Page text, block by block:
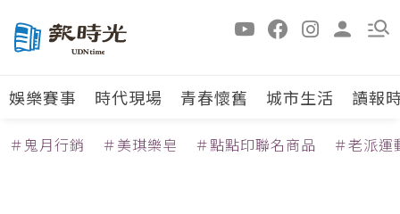
娛樂賽事 時代現場 青春懷舊 城市生活 讀報
＃鬼月行銷 ＃美琪樂皂 ＃點點印聯名商品 ＃老派運